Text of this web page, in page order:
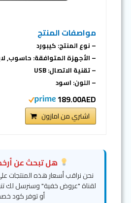
مواصفات المنتج
– نوع المنتج: كيبورد
– الأجهزة المتوافقة: حاسوب,
– تقنية الاتصال: USB
– اللون: اسود
189.00AED
اشتري من امازون
هل تبحث عن
نحن نراقب أسعار هذه المنتجات
لقناة "عروض خفية" وسنرسل لك
أو توفر كود